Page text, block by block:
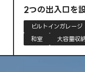
い住まい
・勾配天井
収納
大容